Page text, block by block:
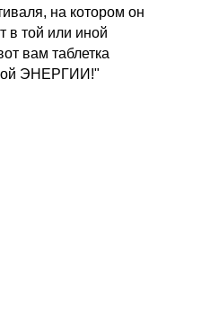
на котором он
в той или иной
вам таблетка
ЭНЕРГИИ!"